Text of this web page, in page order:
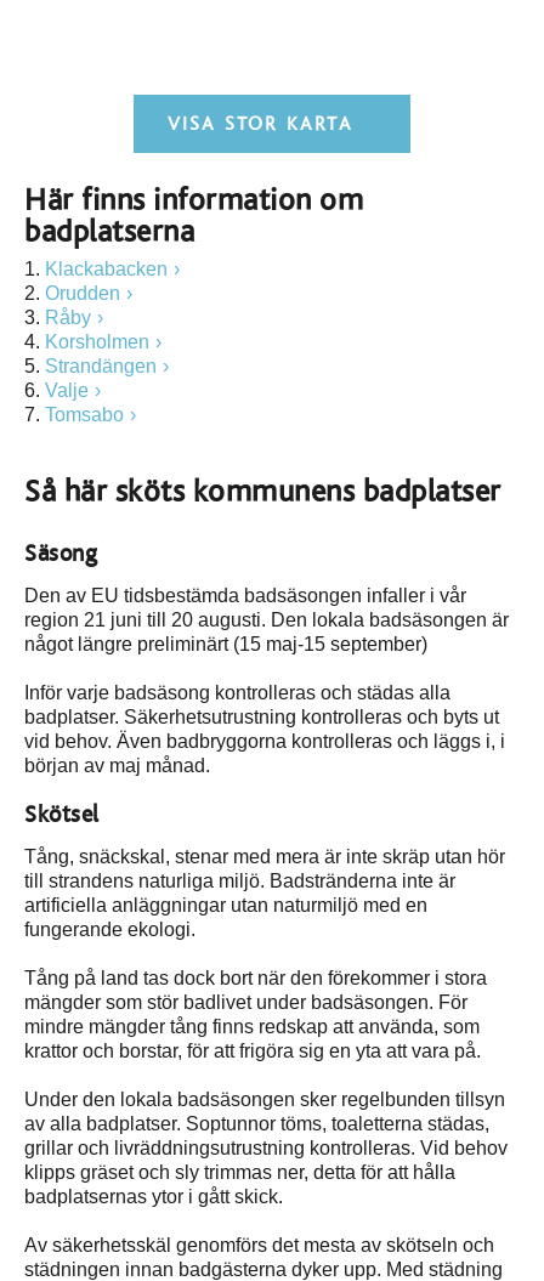
VISA STOR KARTA
Här finns information om
badplatserna
1. Klackabacken
2. Orudden
3. Råby
4. Korsholmen
5. Strandängen
6. Valje
7. Tomsabo
Så här sköts kommunens badplatser
Säsong
Den av EU tidsbestämda badsäsongen infaller i vår
region 21 juni till 20 augusti. Den lokala badsäsongen är
något längre preliminärt (15 maj-15 september)
Inför varje badsäsong kontrolleras och städas alla
badplatser. Säkerhetsutrustning kontrolleras och byts ut
vid behov. Även badbryggorna kontrolleras och läggs i, i
början av maj månad.
Skötsel
Tång, snäckskal, stenar med mera är inte skräp utan hör
till strandens naturliga miljö. Badstränderna inte är
artificiella anläggningar utan naturmiljö med en
fungerande ekologi.
Tång på land tas dock bort när den förekommer i stora
mängder som stör badlivet under badsäsongen. För
mindre mängder tång finns redskap att använda, som
krattor och borstar, för att frigöra sig en yta att vara på.
Under den lokala badsäsongen sker regelbunden tillsyn
av alla badplatser. Soptunnor töms, toaletterna städas,
grillar och livräddningsutrustning kontrolleras. Vid behov
klipps gräset och sly trimmas ner, detta för att hålla
badplatsernas ytor i gått skick.
Av säkerhetsskäl genomförs det mesta av skötseln och
städningen innan badgästerna dyker upp. Med städning